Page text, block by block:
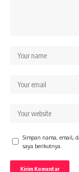
Simpan nama, email,
saya berikutnya.